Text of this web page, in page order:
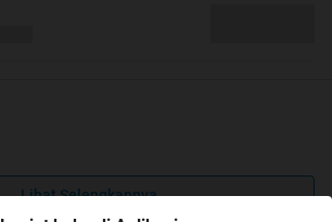
Lihat Selengkapnya